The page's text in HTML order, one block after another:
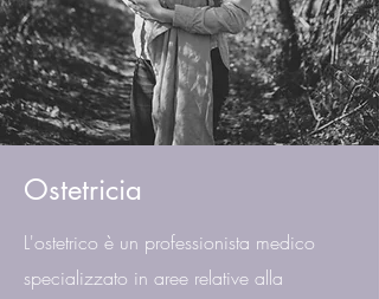
Ostetricia
L'ostetrico è un professionista medico
specializzato in aree relative alla